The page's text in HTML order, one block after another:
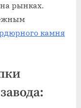
рынках.
камня